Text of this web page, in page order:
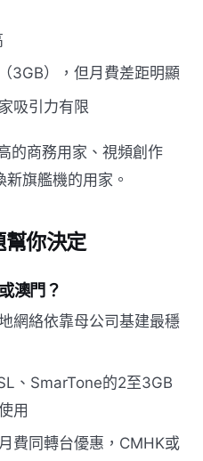
3GB），但月費差距明顯
吸引力有限
的商務用家、視頻創作
旗艦機的用家。
你決定
澳門？
網絡依靠母公司基建最穩
、SmarTone的2至3GB
用
費同轉台優惠，CMHK或